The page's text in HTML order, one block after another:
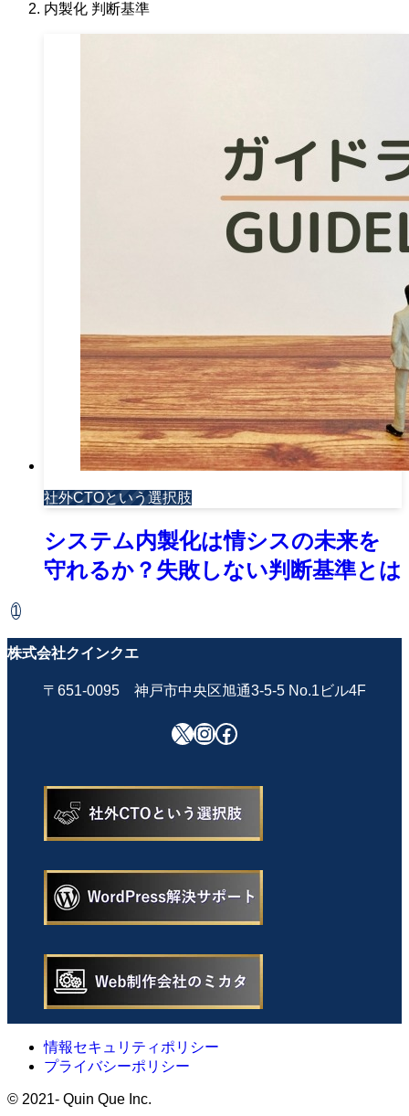
内製化 判断基準
社外CTOという選択肢
システム内製化は情シスの未来を
守れるか？失敗しない判断基準とは
1
株式会社クインクエ
〒651-0095 神戸市中央区旭通3-5-5 No.1ビル4F
X Instagram
Facebook
情報セキュリティポリシー
プライバシーポリシー
© 2021- Quin Que Inc.